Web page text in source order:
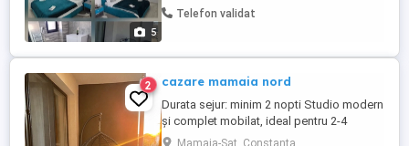
5
Apartamentul dispune de: -parcare în
Telefon validat
2 cazare mamaia nord
Durata sejur: minim 2 nopti Studio modern
și complet mobilat, ideal pentru 2-4
persoane, situat într-o zonă liniștită și
Mamaia-Sat, Constanta